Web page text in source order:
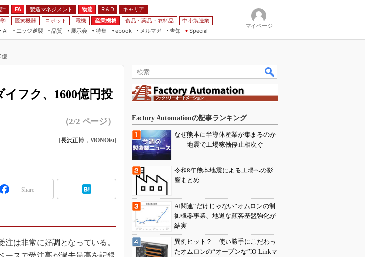
FA 製造マネジメント 物流 R＆D
キャリア
医療機器 ロボット 電機 産業機械 食品・薬品・衣料品
中小製造業
AI
エッジ逆襲 品質
展示会
りワールド
ネット展
特集
ながるクルマ
VR／AR
フィールドサービス
ISO26262
デジタルツインとCAE
S＆OP
ebook
メルマガ
告知 Special
マイページ
...
フク、1600億円投
（2/2 ページ）
[長沢正博 ， MONOist]
Share
は非常に好調となっている。
ースで受注高が過去最高を記録
Factory Automationの記事ランキング
なぜ熊本に半導体産業が集まるのか
――地震で工場稼働停止相次ぐ
令和8年熊本地震による工場への影
響まとめ
AI関連“だけじゃない”オムロンの制
御機器事業、地道な顧客基盤強化が
結実
異例ヒット？ 使い勝手にこだわっ
たオムロンの“オープンな”IO-Linkマ